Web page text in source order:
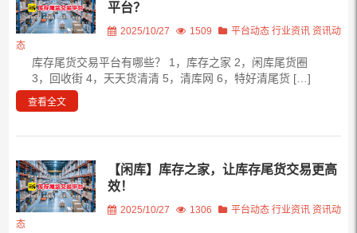
平台？
2025/10/27 1509 平台动态 行业资讯 资讯动
态
库存尾货交易平台有哪些？ 1，库存之家 2，闲库尾货圈
3，回收街 4，天天货清清 5，清库网 6，特好清尾货 […]
查看全文
【闲库】库存之家，让库存尾货交易更高
效！
2025/10/27 1306 平台动态 行业资讯 资讯动
态